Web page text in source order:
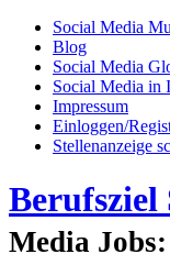
Social Media
Blog
Social Media
Social Media in
Impressum
Einloggen/
Stellenanzeige
Berufsziel
Media